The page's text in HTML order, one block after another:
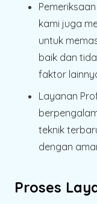
kami juga
untuk
baik dan
faktor
Layanan
teknik
dengan
Proses